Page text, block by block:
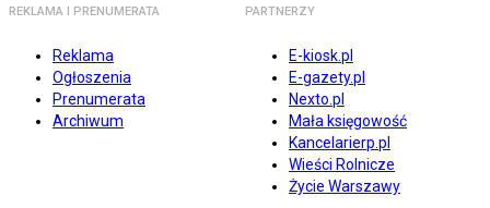
REKLAMA I PRENUMERATA
Reklama
Ogłoszenia
Prenumerata
Archiwum
PARTNERZY
E-kiosk.pl
E-gazety.pl
Nexto.pl
Mała księgowość
Kancelarierp.pl
Wieści Rolnicze
Życie Warszawy